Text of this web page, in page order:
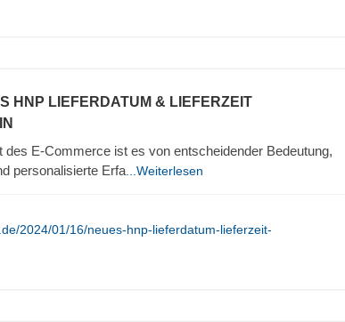
HNP LIEFERDATUM & LIEFERZEIT
des E-Commerce ist es von entscheidender Bedeutung,
personalisierte Erfa ...Weiterlesen
2024/01/16/neues-hnp-lieferdatum-lieferzeit-